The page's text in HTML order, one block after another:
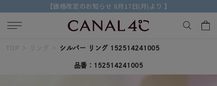
【価格改定のお知らせ 8月17日(月)より 】
キーワードで検索する
TOP リング シルバー リング 152514241005
品番：152514241005